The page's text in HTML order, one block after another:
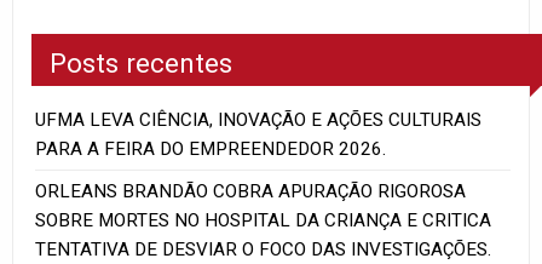
Posts recentes
UFMA LEVA CIÊNCIA, INOVAÇÃO E AÇÕES CULTURAIS
PARA A FEIRA DO EMPREENDEDOR 2026.
ORLEANS BRANDÃO COBRA APURAÇÃO RIGOROSA
SOBRE MORTES NO HOSPITAL DA CRIANÇA E CRITICA
TENTATIVA DE DESVIAR O FOCO DAS INVESTIGAÇÕES.